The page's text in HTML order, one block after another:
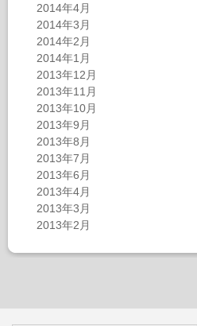
2014年4月
2014年3月
2014年2月
2014年1月
2013年12月
2013年11月
2013年10月
2013年9月
2013年8月
2013年7月
2013年6月
2013年4月
2013年3月
2013年2月